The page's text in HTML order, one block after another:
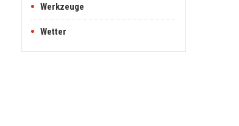
Werkzeuge
Wetter